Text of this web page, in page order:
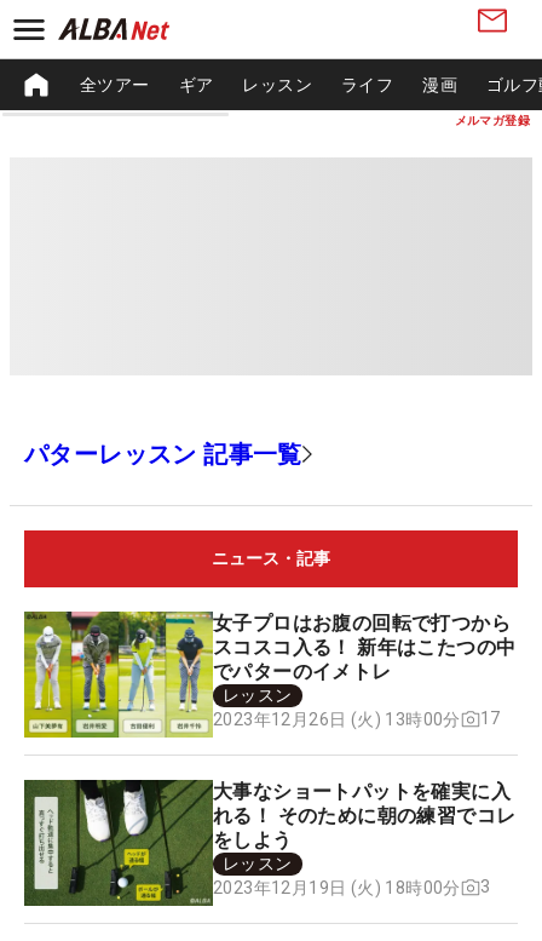
メルマガ登録
全ツアー ギア レッスン ライフ 漫画 ゴル
パターレッスン 記事一覧
ニュース・記事
女子プロはお腹の回転で打つから
スコスコ入る！ 新年はこたつの中
でパターのイメトレ
レッスン
2023年12月26日 (火) 13時00分
17
大事なショートパットを確実に入
れる！ そのために朝の練習でコレ
をしよう
レッスン
2023年12月19日 (火) 18時00分
3